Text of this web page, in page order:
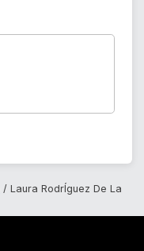
Laura RodrÍguez De La